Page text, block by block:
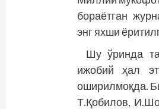
бораётган
энг яхши
Шу ўринда
ижобий ҳал
оширилмоқда.
Т.Қобилов,